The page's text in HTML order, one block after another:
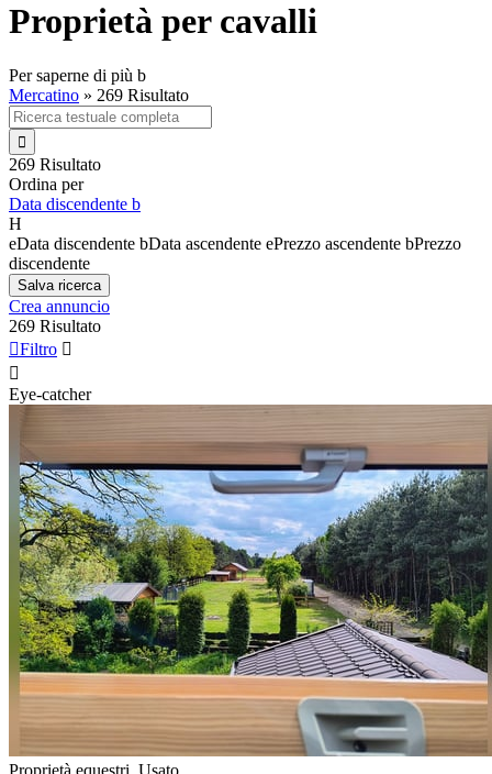
Proprietà per cavalli
Per saperne di più b
Mercatino » 269 Risultato

269 Risultato
Ordina per
Data discendente b
H
eData discendente bData ascendente ePrezzo ascendente bPrezzo
discendente
Salva ricerca
Crea annuncio
269 Risultato
Filtro 

Eye-catcher
Proprietà equestri, Usato